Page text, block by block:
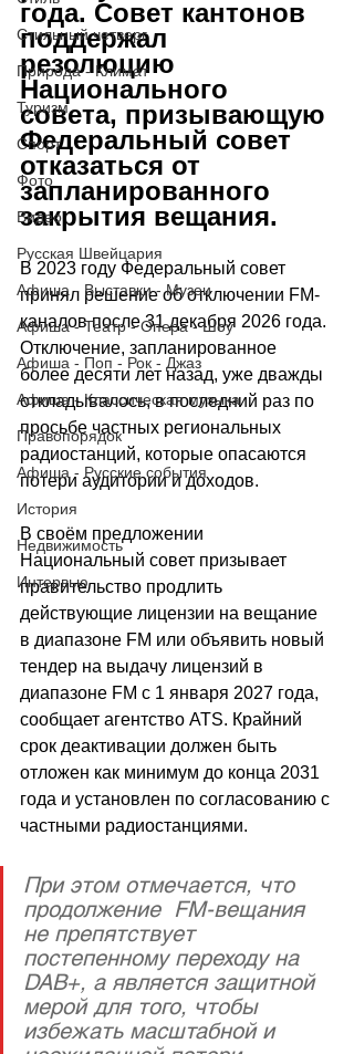
Стильный четверг
Природа - Климат
Туризм
Спорт
Фото
Видео
Русская Швейцария
Афиша - Выставки - Музеи
Афиша - Театр - Опера - Шоу
Афиша - Поп - Рок - Джаз
Афиша - Классическая музыка
Правопорядок
Афиша - Русские события
История
Недвижимость
Интервью
года. Совет кантонов
поддержал
резолюцию
Национального
совета, призывающую
Федеральный совет
отказаться от
запланированного
закрытия вещания.
В 2023 году Федеральный совет
принял решение об отключении FM-
каналов после 31 декабря 2026 года.
Отключение, запланированное
более десяти лет назад, уже дважды
откладывалось, в последний раз по
просьбе частных региональных
радиостанций, которые опасаются
потери аудитории и доходов.
В своём предложении
Национальный совет призывает
правительство продлить
действующие лицензии на вещание
в диапазоне FM или объявить новый
тендер на выдачу лицензий в
диапазоне FM с 1 января 2027 года,
сообщает агентство ATS. Крайний
срок деактивации должен быть
отложен как минимум до конца 2031
года и установлен по согласованию с
частными радиостанциями.
При этом отмечается, что
продолжение  FM-вещания
не препятствует
постепенному переходу на
DAB+, а является защитной
мерой для того, чтобы
избежать масштабной и